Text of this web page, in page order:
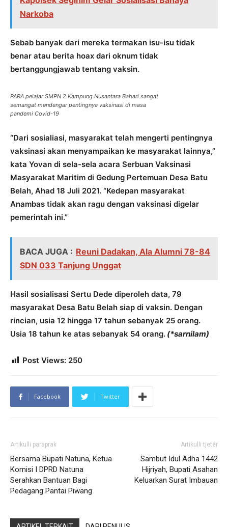
Narkoba
Sebab banyak dari mereka termakan isu-isu tidak
benar atau berita hoax dari oknum tidak
bertanggungjawab tentang vaksin.
PARA pelajar SMPN 2 Kampung Nusantara Bahari sangat
semangat mendengar pentingnya vaksinasi di masa
pandemi Covid-19
“Dari sosialiasi, masyarakat telah mengerti pentingnya
vaksinasi akan menyampaikan ke masyarakat lainnya,”
kata Yovan di sela-sela acara Serbuan Vaksinasi
Masyarakat Maritim di Gedung Pertemuan Desa Batu
Belah, Ahad 18 Juli 2021. “Kedepan masyarakat
Anambas tidak akan ragu dengan vaksinasi digelar
pemerintah ini.”
BACA JUGA : Reuni Dadakan, Ala Alumni 78-84
SDN 033 Tanjung Unggat
Hasil sosialisasi Sertu Dede diperoleh data, 79
masyarakat Desa Batu Belah siap di vaksin. Dengan
rincian, usia 12 hingga 17 tahun sebanyak 25 orang.
Usia 18 tahun ke atas sebanyak 54 orang. (*sarnilam)
Post Views: 250
Facebook Twitter
Artikulli paraprak
Bersama Bupati Natuna, Ketua
Komisi I DPRD Natuna
Serahkan Bantuan Bagi
Pedagang Pantai Piwang
Artikulli tjetër
Sambut Idul Adha 1442
Hijriyah, Bupati Asahan
Keluarkan Surat Imbauan